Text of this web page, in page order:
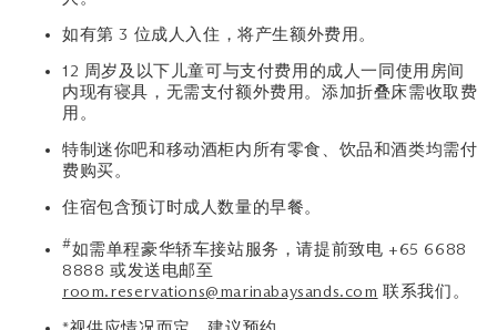
如有第 3 位成人入住，将产生额外费用。
12 周岁及以下儿童可与支付费用的成人一同使用房间
内现有寝具，无需支付额外费用。添加折叠床需收取费
用。
特制迷你吧和移动酒柜内所有零食、饮品和酒类均需付
费购买。
住宿包含预订时成人数量的早餐。
#如需单程豪华轿车接站服务，请提前致电 +65 6688
8888 或发送电邮至
room.reservations@marinabaysands.com 联系我们。